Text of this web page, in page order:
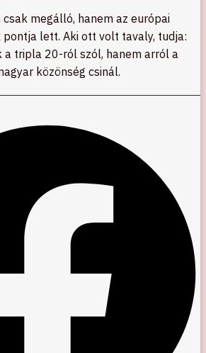
megálló, hanem az európai
lett. Aki ott volt tavaly, tudja:
a tripla 20-ról szól, hanem arról a
közönség csinál.